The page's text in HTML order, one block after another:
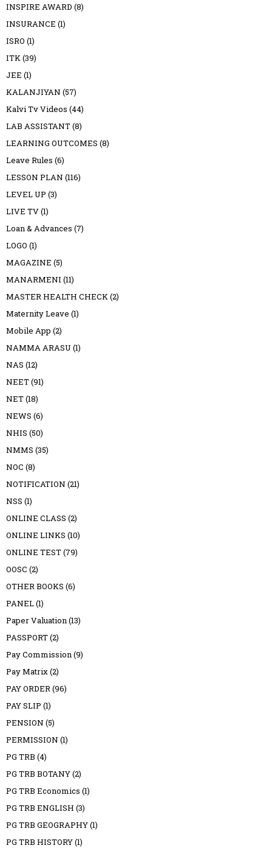
INSPIRE AWARD (8)
INSURANCE (1)
ISRO (1)
ITK(39)
JEE (1)
KALANJIYAN (57)
Kalvi Tv Videos (44)
LAB ASSISTANT(8)
LEARNING OUTCOMES (8)
Leave Rules (6)
LESSON PLAN (116)
LEVEL UP (3)
LIVE TV(1)
Loan & Advances (7)
LOGO (1)
MAGAZINE (5)
MANARMENI (11)
MASTER HEALTH CHECK(2)
Maternity Leave (1)
Mobile App (2)
NAMMA ARASU (1)
NAS (12)
NEET(91)
NET(18)
NEWS (6)
NHIS (50)
NMMS (35)
NOC (8)
NOTIFICATION (21)
NSS (1)
ONLINE CLASS (2)
ONLINE LINKS (10)
ONLINE TEST(79)
OOSC (2)
OTHER BOOKS (6)
PANEL(1)
Paper Valuation(13)
PASSPORT(2)
Pay Commission(9)
Pay Matrix(2)
PAY ORDER(96)
PAY SLIP (1)
PENSION (5)
PERMISSION (1)
PG TRB (4)
PG TRB BOTANY(2)
PG TRB Economics (1)
PG TRB ENGLISH (3)
PG TRB GEOGRAPHY(1)
PG TRB HISTORY(1)